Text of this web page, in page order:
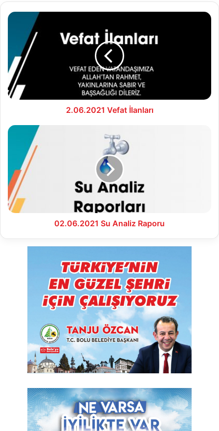
2.06.2021
2.06.2021 Vefat İlanları
02.06.2021
Raporu
02.06.2021 Su Analiz Raporu